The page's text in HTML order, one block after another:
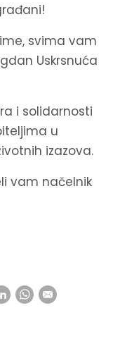
svima vam
Uskrsnuća
i solidarnosti
u
izazova.
vam načelnik